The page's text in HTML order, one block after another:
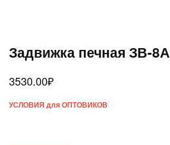
Задвижка печная ЗВ-8А
3530.00₽
УСЛОВИЯ для ОПТОВИКОВ